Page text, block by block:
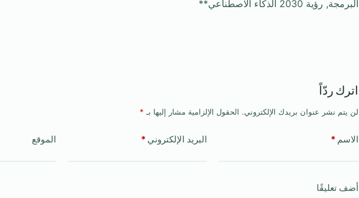
البرمجة, رؤية 2030 الذكاء الاصطناعي**
اترك ردّاً
لن يتم نشر عنوان بريدك الإلكتروني. الحقول الإلزامية مشار إليها بـ *
الاسم * البريد الإلكتروني * الموقع
أضف تعليقًا